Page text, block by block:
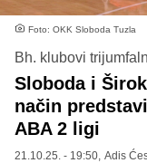
Foto: OKK Sloboda Tuzla
Bh. klubovi
Sloboda i
način
ABA 2 ligi
21.10.25. - 19:50, Adis